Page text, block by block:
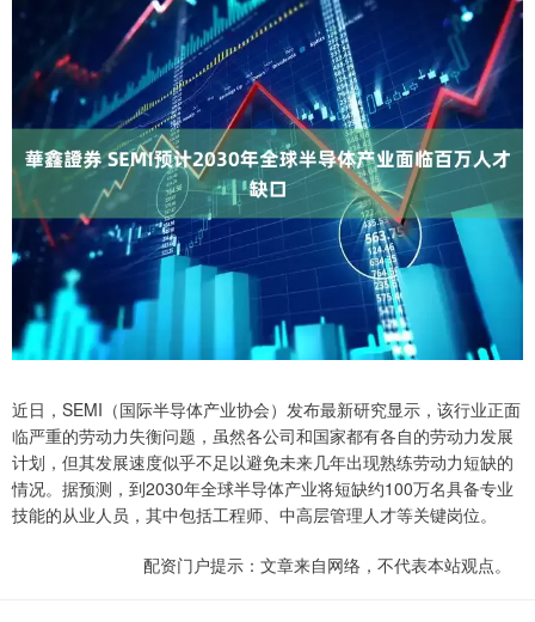
近日，SEMI（国际半导体产业协会）发布最新研究显示，该行业正面
临严重的劳动力失衡问题，虽然各公司和国家都有各自的劳动力发展
计划，但其发展速度似乎不足以避免未来几年出现熟练劳动力短缺的
情况。据预测，到2030年全球半导体产业将短缺约100万名具备专业
技能的从业人员，其中包括工程师、中高层管理人才等关键岗位。
配资门户提示：文章来自网络，不代表本站观点。